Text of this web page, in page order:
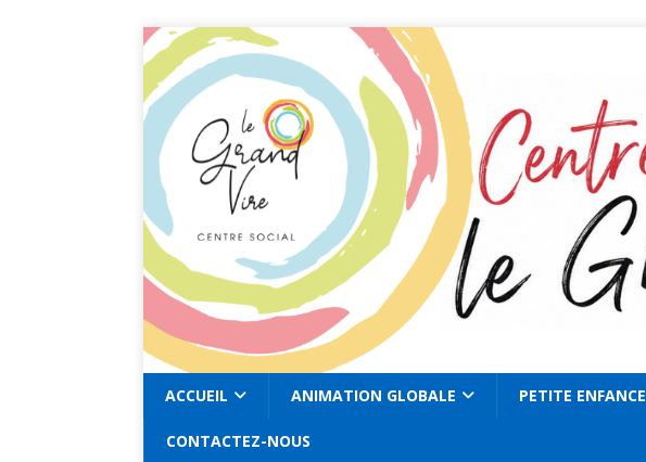
ACCUEIL ANIMATION GLOBALE PETITE ENFANCE
CONTACTEZ-NOUS